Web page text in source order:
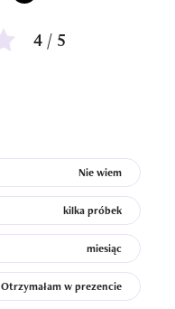
4 / 5
Nie wiem
kilka próbek
miesiąc
Otrzymałam w prezencie